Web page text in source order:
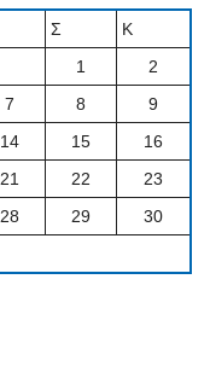
Σ
Κ
1
2
7 8
9
14 15
16
21 22
23
28 29
30